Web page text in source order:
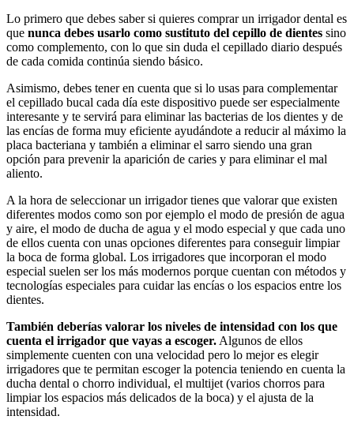
Lo primero que debes saber si quieres comprar un irrigador dental es
que nunca debes usarlo como sustituto del cepillo de dientes sino
como complemento, con lo que sin duda el cepillado diario después
de cada comida continúa siendo básico.
Asimismo, debes tener en cuenta que si lo usas para complementar
el cepillado bucal cada día este dispositivo puede ser especialmente
interesante y te servirá para eliminar las bacterias de los dientes y de
las encías de forma muy eficiente ayudándote a reducir al máximo la
placa bacteriana y también a eliminar el sarro siendo una gran
opción para prevenir la aparición de caries y para eliminar el mal
aliento.
A la hora de seleccionar un irrigador tienes que valorar que existen
diferentes modos como son por ejemplo el modo de presión de agua
y aire, el modo de ducha de agua y el modo especial y que cada uno
de ellos cuenta con unas opciones diferentes para conseguir limpiar
la boca de forma global. Los irrigadores que incorporan el modo
especial suelen ser los más modernos porque cuentan con métodos y
tecnologías especiales para cuidar las encías o los espacios entre los
dientes.
También deberías valorar los niveles de intensidad con los que
cuenta el irrigador que vayas a escoger. Algunos de ellos
simplemente cuenten con una velocidad pero lo mejor es elegir
irrigadores que te permitan escoger la potencia teniendo en cuenta la
ducha dental o chorro individual, el multijet (varios chorros para
limpiar los espacios más delicados de la boca) y el ajusta de la
intensidad.